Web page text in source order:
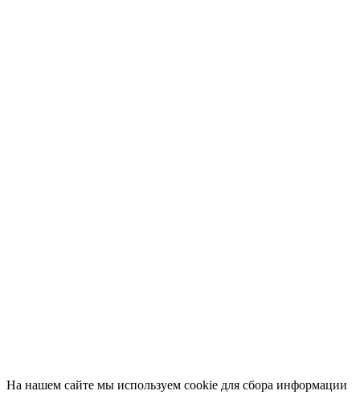
На нашем сайте мы используем cookie для сбора информации